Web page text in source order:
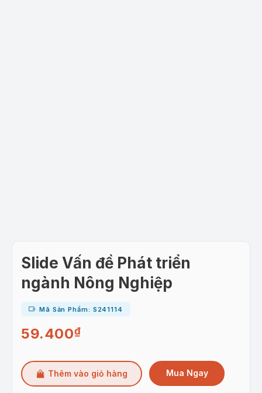
Slide Vấn đề Phát triển
ngành Nông Nghiệp
Mã Sản Phẩm: S241114
59.400₫
Thêm vào giỏ hàng Mua Ngay